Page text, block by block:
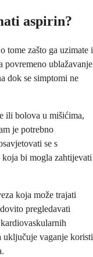
aspirin?
tome zašto ga uzimate i
ublažavanje
dok se simptomi ne
ili bolova u mišićima,
je potrebno
se s
bi mogla zahtijevati
koja može trajati
pregledavati
vaganje koristi